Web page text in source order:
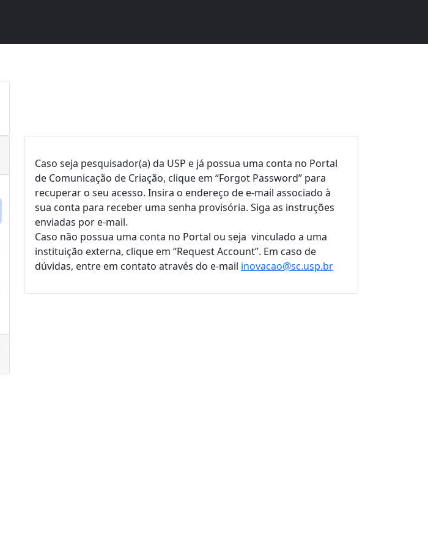
Caso seja pesquisador(a) da USP e já possua uma conta no Portal
de Comunicação de Criação, clique em “Forgot Password” para
recuperar o seu acesso. Insira o endereço de e-mail associado à
sua conta para receber uma senha provisória. Siga as instruções
enviadas por e-mail.
Caso não possua uma conta no Portal ou seja vinculado a uma
instituição externa, clique em “Request Account”. Em caso de
dúvidas, entre em contato através do e-mail inovacao@sc.usp.br